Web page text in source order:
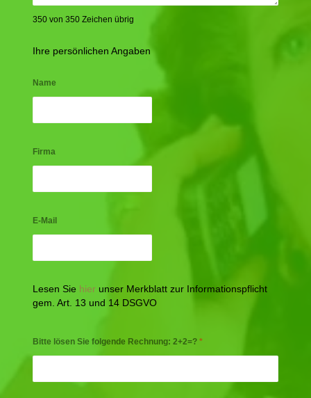
350 von 350 Zeichen übrig
Ihre persönlichen Angaben
Name
Firma
E-Mail
Lesen Sie hier unser Merkblatt zur Informationspflicht
gem. Art. 13 und 14 DSGVO
Bitte lösen Sie folgende Rechnung: 2+2=? *